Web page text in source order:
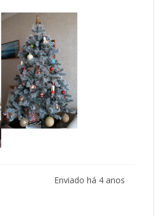
Enviado há 4 anos